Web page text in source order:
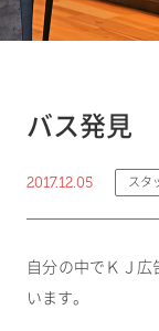
バス発見
2017.12.05 スタ
自分の中でＫＪ
います。